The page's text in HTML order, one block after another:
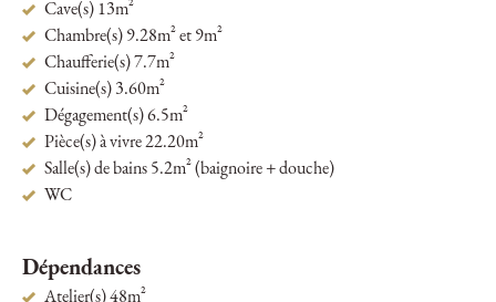
Cave(s) 13m²
Chambre(s) 9.28m² et 9m²
Chaufferie(s) 7.7m²
Cuisine(s) 3.60m²
Dégagement(s) 6.5m²
Pièce(s) à vivre 22.20m²
Salle(s) de bains 5.2m² (baignoire + douche)
WC
Dépendances
Atelier(s) 48m²